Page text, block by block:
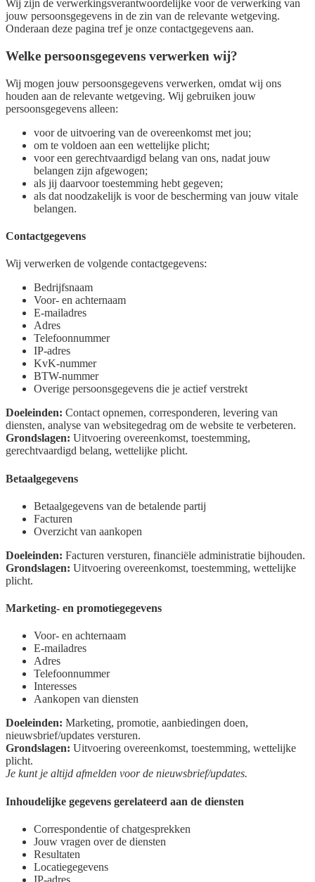
Wij zijn de verwerkingsverantwoordelijke voor de verwerking van
jouw persoonsgegevens in de zin van de relevante wetgeving.
Onderaan deze pagina tref je onze contactgegevens aan.
Welke persoonsgegevens verwerken wij?
Wij mogen jouw persoonsgegevens verwerken, omdat wij ons
houden aan de relevante wetgeving. Wij gebruiken jouw
persoonsgegevens alleen:
voor de uitvoering van de overeenkomst met jou;
om te voldoen aan een wettelijke plicht;
voor een gerechtvaardigd belang van ons, nadat jouw
belangen zijn afgewogen;
als jij daarvoor toestemming hebt gegeven;
als dat noodzakelijk is voor de bescherming van jouw vitale
belangen.
Contactgegevens
Wij verwerken de volgende contactgegevens:
Bedrijfsnaam
Voor- en achternaam
E-mailadres
Adres
Telefoonnummer
IP-adres
KvK-nummer
BTW-nummer
Overige persoonsgegevens die je actief verstrekt
Doeleinden: Contact opnemen, corresponderen, levering van
diensten, analyse van websitegedrag om de website te verbeteren.
Grondslagen: Uitvoering overeenkomst, toestemming,
gerechtvaardigd belang, wettelijke plicht.
Betaalgegevens
Betaalgegevens van de betalende partij
Facturen
Overzicht van aankopen
Doeleinden: Facturen versturen, financiële administratie bijhouden.
Grondslagen: Uitvoering overeenkomst, toestemming, wettelijke
plicht.
Marketing- en promotiegegevens
Voor- en achternaam
E-mailadres
Adres
Telefoonnummer
Interesses
Aankopen van diensten
Doeleinden: Marketing, promotie, aanbiedingen doen,
nieuwsbrief/updates versturen.
Grondslagen: Uitvoering overeenkomst, toestemming, wettelijke
plicht.
Je kunt je altijd afmelden voor de nieuwsbrief/updates.
Inhoudelijke gegevens gerelateerd aan de diensten
Correspondentie of chatgesprekken
Jouw vragen over de diensten
Resultaten
Locatiegegevens
IP-adres